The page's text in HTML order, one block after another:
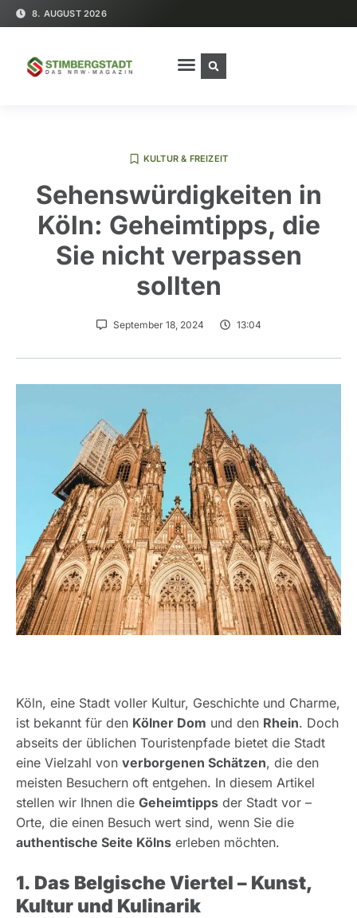
8. AUGUST 2026
KULTUR & FREIZEIT
Sehenswürdigkeiten in
Köln: Geheimtipps, die
Sie nicht verpassen
sollten
September 18, 2024 13:04
Köln, eine Stadt voller Kultur, Geschichte und Charme,
ist bekannt für den Kölner Dom und den Rhein. Doch
abseits der üblichen Touristenpfade bietet die Stadt
eine Vielzahl von verborgenen Schätzen, die den
meisten Besuchern oft entgehen. In diesem Artikel
stellen wir Ihnen die Geheimtipps der Stadt vor –
Orte, die einen Besuch wert sind, wenn Sie die
authentische Seite Kölns erleben möchten.
1. Das Belgische Viertel – Kunst,
Kultur und Kulinarik